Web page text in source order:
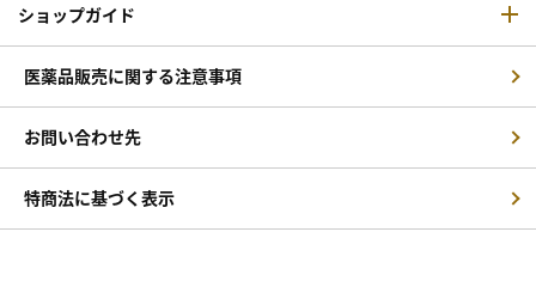
ショップガイド
医薬品販売に関する注意事項
お問い合わせ先
特商法に基づく表示